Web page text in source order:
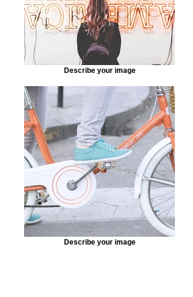
Describe your image
Describe your image